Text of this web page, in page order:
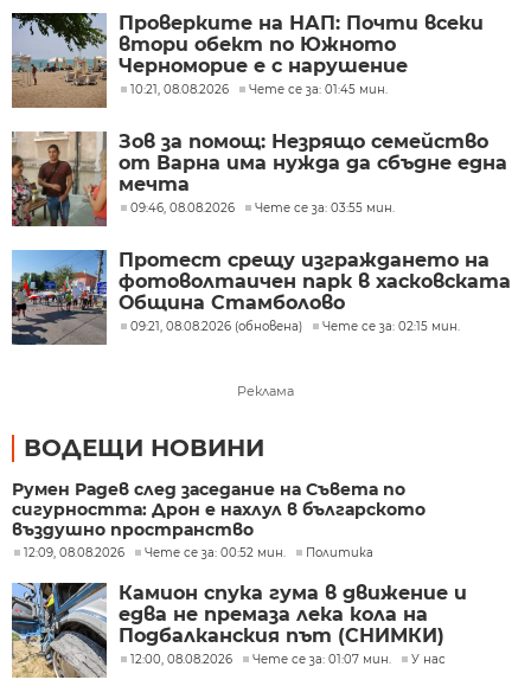
Проверките на НАП: Почти всеки
втори обект по Южното
Черноморие е с нарушение
10:21, 08.08.2026 Чете се за: 01:45 мин.
Зов за помощ: Незрящо семейство
от Варна има нужда да сбъдне една
мечта
09:46, 08.08.2026 Чете се за: 03:55 мин.
Протест срещу изграждането на
фотоволтаичен парк в хасковската
Община Стамболово
09:21, 08.08.2026 (обновена) Чете се за: 02:15 мин.
Реклама
ВОДЕЩИ НОВИНИ
Румен Радев след заседание на Съвета по
сигурността: Дрон е нахлул в българското
въздушно пространство
12:09, 08.08.2026 Чете се за: 00:52 мин. Политика
Камион спука гума в движение и
едва не премаза лека кола на
Подбалканския път (СНИМКИ)
12:00, 08.08.2026 Чете се за: 01:07 мин. У нас